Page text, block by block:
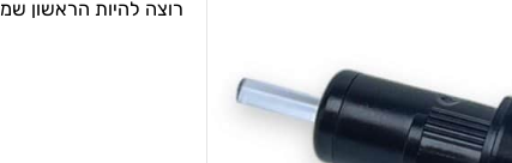
רוצה להיות הראשון